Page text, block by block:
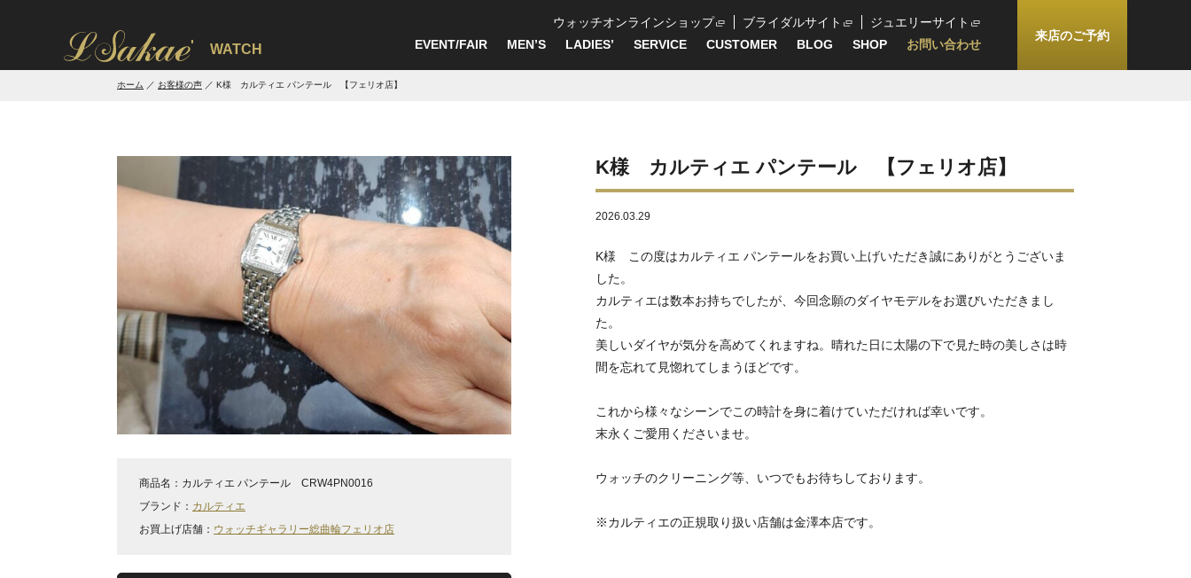
' WATCH
ウォッチオンラインショップ ブライダルサイト
ジュエリーサイト
EVENT/FAIR
MEN’S LADIES’ SERVICE CUSTOMER BLOG SHOP お問い合わせ
来店のご予約
ホーム お客様の声 K様 カルティエ パンテール 【フェリオ店】
K様 カルティエ パンテール 【フェリオ店】
2026.03.29
K様 この度はカルティエ パンテールをお買い上げいただき誠にありがとうございま
した。
カルティエは数本お持ちでしたが、今回念願のダイヤモデルをお選びいただきまし
た。
美しいダイヤが気分を高めてくれますね。晴れた日に太陽の下で見た時の美しさは時
間を忘れて見惚れてしまうほどです。
これから様々なシーンでこの時計を身に着けていただければ幸いです。
末永くご愛用くださいませ。
ウォッチのクリーニング等、いつでもお待ちしております。
※カルティエの正規取り扱い店舗は金澤本店です。
商品名： カルティエ パンテール CRW4PN0016
ブランド： カルティエ
お買上げ店舗： ウォッチギャラリー総曲輪フェリオ店